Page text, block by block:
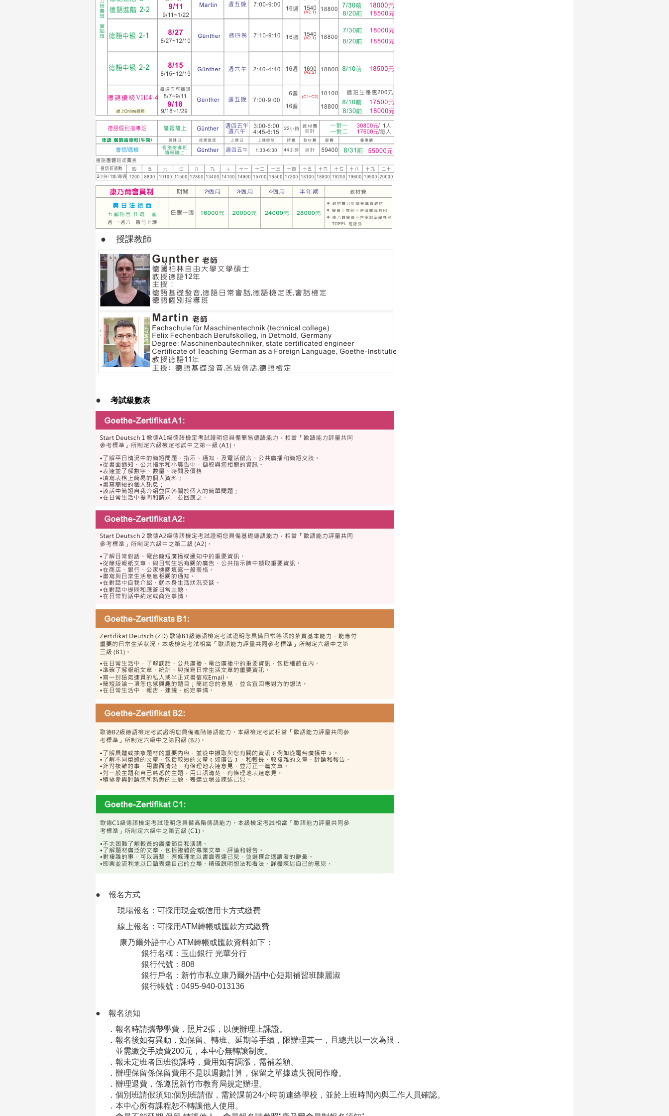
● 授課教師
● 考試級數表
●
報名方式
現場報名：可採用現金或信用卡方式繳費
線上報名：可採用ATM轉帳或匯款方式繳費
康乃爾外語中心 ATM轉帳或匯款資料如下：
銀行名稱：玉山銀行 光華分行
銀行代號：808
銀行戶名：新竹市私立康乃爾外語中心短期補習班陳麗淑
銀行帳號：0495-940-013136
●
報名須知
．報名時請攜帶學費，照片2張，以便辦理上課證。
．報名後如有異動，如保留、轉班、延期等手續，限辦理其一，且總共以一次為限，
並需繳交手續費200元，本中心無轉讓制度。
．報未定班者回班復課時，費用如有調漲，需補差額。
．辦理保留係保留費用不是以週數計算，保留之單據遺失視同作廢。
．辦理退費，係遵照新竹市教育局規定辦理。
．個別班請假須知:個別班請假，需於課前24小時前連絡學校，並於上班時間內與工作人員確認。
．本中心所有課程恕不轉讓他人使用。